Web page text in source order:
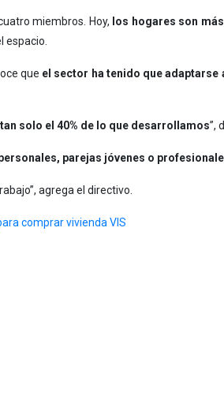
miembros. Hoy, los hogares son
espacio.
que el sector ha tenido que adaptarse
solo el 40% de lo que desarrollamos”,
parejas jóvenes o
agrega el directivo.
comprar vivienda VIS